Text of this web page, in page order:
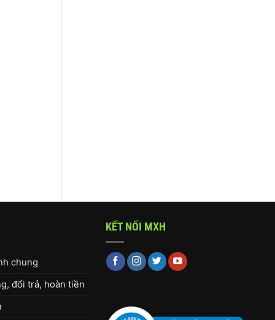
chung
đổi trả, hoàn tiền
KẾT NỐI MXH